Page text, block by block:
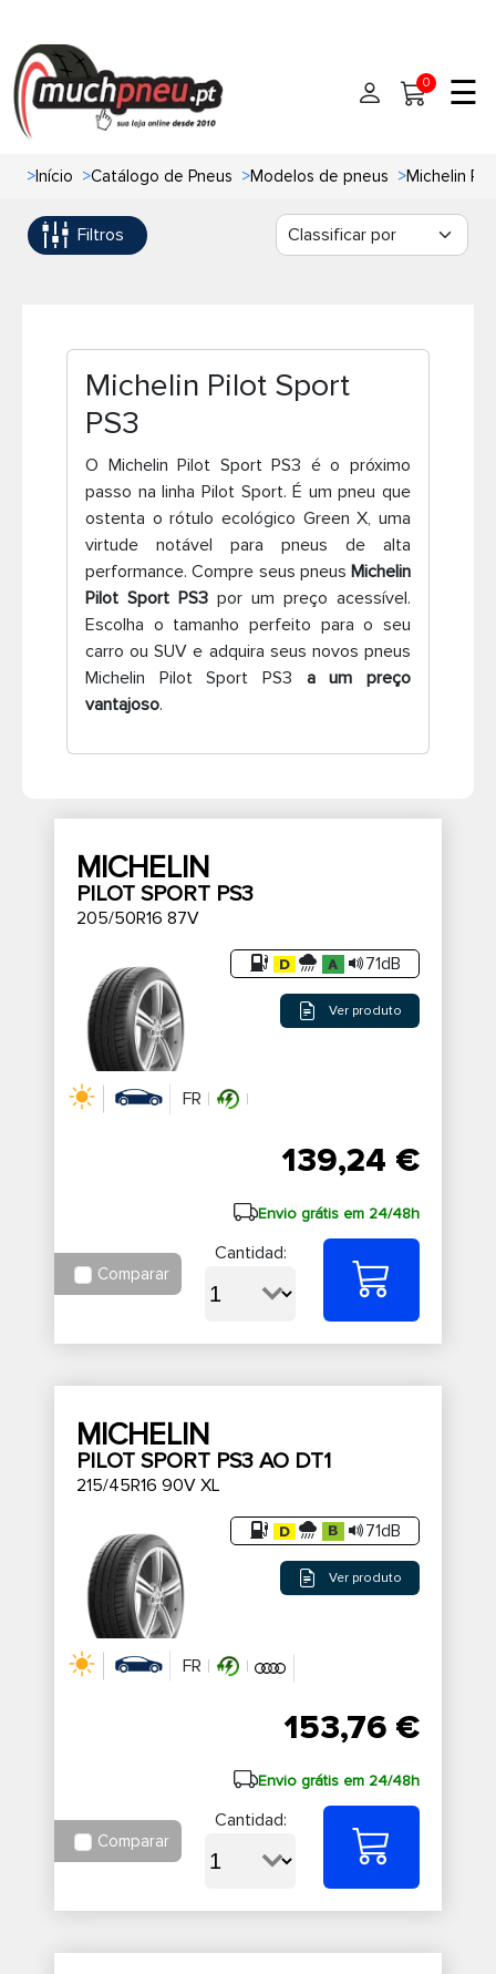
Início
Pneus
Pneus 4x4
Pneus de moto
Pneus de Van
Oficinas de Pneus
Contato
0 ☰
>Início >Catálogo de Pneus >Modelos de pneus >Michelin
Filtros
Michelin Pilot Sport
PS3
O Michelin Pilot Sport PS3 é o próximo
passo na linha Pilot Sport. É um pneu que
ostenta o rótulo ecológico Green X, uma
virtude notável para pneus de alta
performance. Compre seus pneusMichelin
Pilot Sport PS3por um preço acessível.
Escolha o tamanho perfeito para o seu
carro ou SUV e adquira seus novos pneus
Michelin Pilot Sport PS3 a um preço
vantajoso.
MICHELIN
PILOT SPORT PS3
205/50R16 87V
71dB
Ver produto
FR
139,24 €
Envio grátis em 24/48h
Comparar
Cantidad:
MICHELIN
PILOT SPORT PS3 AO DT1
215/45R16 90V XL
71dB
Ver produto
FR
153,76 €
Envio grátis em 24/48h
Comparar
Cantidad: